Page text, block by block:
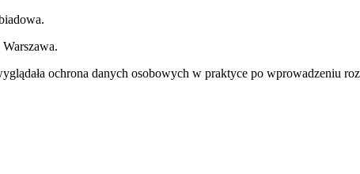
ochrona danych osobowych w praktyce po wprowadzeniu